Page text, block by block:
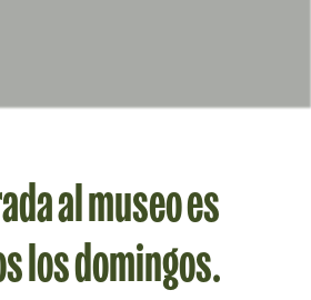
al museo es
los domingos.